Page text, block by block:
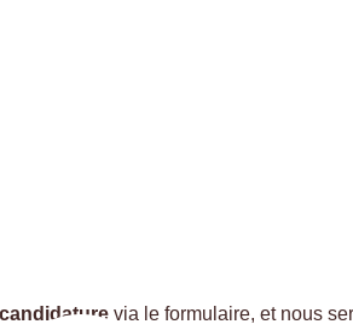
via le formulaire, et nous